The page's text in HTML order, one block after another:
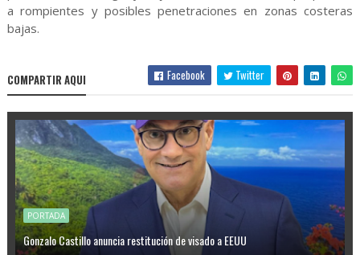
a rompientes y posibles penetraciones en zonas costeras
bajas.
COMPARTIR AQUI Facebook Twitter
PORTADA
Gonzalo Castillo anuncia restitución de visado a EEUU